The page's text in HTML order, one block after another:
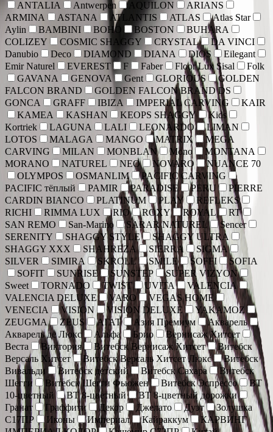
ANTALIA Antwerpen AQUILON
ARIANS
ARMINA
ASTANA ATLANTIS ATLAS
Atlas Star
Aylin
BAMBINI BOHO BOSTON
BUHARA
COLIZEY
COSMIC SHAGGY CRYSTAL
DA VINCI
Danubio
Deco DIAMOND DIANA DIOS
Eilegant
Emir Naturel
EVEREST F Faber Floor Lux Sisal
Folk
GAVANA
GENOVA Gent GLORIOUS
GOLDEN
FALCON BRAND
GOLDEN FALCON BRAND DS
GONCA
GRAFF IBIZA IMPERIAL CARVING
KAIR
KAMEA
KASHAN KEOPS SHAGGY
Kids
Kortriek
LAGUNA LALI LEONARDO
LIMAN
LOTOS
MALAGA MANGO MATRIX
MEGA
CARVING
MILAN MONBLAN Mono
MONTANA
MORANO
NATUREL NEO NOVARO
NUANCE 70
OLYMPOS
OSMANLIM
PACIFIC CARVING
PACIFIC тёплый
PAMIR PARADISE PERU
PIERRE
CARDIN BIANCO
PLATINUM PLAY
REFLEKS
RICHI
RIMMA LUX RIO ROXY ROYAL
RT
SAN REMO
San-Marino SARAR NATUREL
Sencer
SERENITY
SHAGGY STYLE
SHAGGY ULTRA
SHAGGY XXX
SHAHREZA SIERRA
SIGMA
SILVER
SIMIRA SKROLL SMILE SOFFI
SOFIA
SOFIT
SUNRISE SUNSTEP
SUPER VIZYON
Sweet
TORNADO TWIST UVITA
VALENCIA
VALENCIA DELUXE
VARO
VEGAS HOME
VENECIA
VISION VISION DELUXE
YAKAMOZ
ZEUGMA
ZEUS АГАТ Азия Премиум
Акварель
Акварель де Люкс
Альфа Брио
Вернисаж Хитсет
Веста
Виктория Витебск Вернисаж Хитсет
Витебск
Версаль Хитсет
Витебск Версаль Хитсет Люкс
Витебск
Вивальди
Витебск детский Витебск Сахара
Витебск
Шегги
Витебск Шегги Фьюжен Витебск Эспрессо
ВТ
10-цветный
ВТ 8-цветный
ВТ 8-цветный дорожки
Гранат
Граффити Декор Джелато Дуэт
Золушка
С17ПР
Иконы Империал Кайраккум
КАРВИНГ